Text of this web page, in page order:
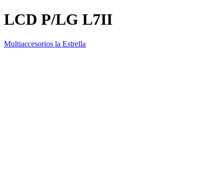
LCD P/LG L7II
Multiaccesorios la Estrella